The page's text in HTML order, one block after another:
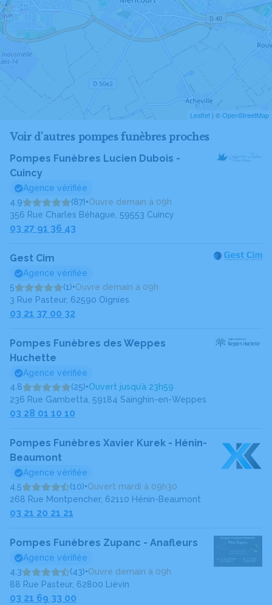
Leaflet | ©OpenStreetMap
Voir d'autres pompes funèbres proches
Pompes Funèbres Lucien Dubois -
Cuincy
Agence vérifiée
4.9
(87)•Ouvre demain à 09h
356 Rue Charles Béhague, 59553 Cuincy
03 27 91 36 43
Gest Cim
Agence vérifiée
5
(1)•Ouvre demain à 09h
3 Rue Pasteur, 62590 Oignies
03 21 37 00 32
Pompes Funèbres des Weppes
Huchette
Agence vérifiée
4.8
(25)•Ouvert jusqu’à 23h59
236 Rue Gambetta, 59184 Sainghin-en-Weppes
03 28 01 10 10
Pompes Funèbres Xavier Kurek - Hénin-
Beaumont
Agence vérifiée
4.5
(10)•Ouvert mardi à 09h30
268 Rue Montpencher, 62110 Hénin-Beaumont
03 21 20 21 21
Pompes Funèbres Zupanc - Anafleurs
Agence vérifiée
4.3
(43)•Ouvre demain à 09h
88 Rue Pasteur, 62800 Liévin
03 21 69 33 00